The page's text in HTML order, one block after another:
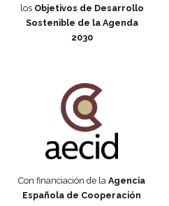
los Objetivos de Desarrollo
Sostenible de la Agenda
2030
Con financiación de la Agencia
Española de Cooperación